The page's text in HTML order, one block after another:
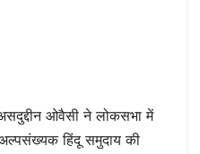
ओवैसी ने लोकसभा में
हिंदू समुदाय की